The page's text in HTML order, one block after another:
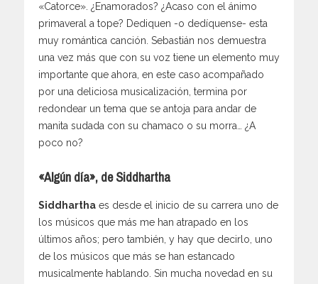
«Catorce». ¿Enamorados? ¿Acaso con el ánimo
primaveral a tope? Dediquen -o dedíquense- esta
muy romántica canción. Sebastián nos demuestra
una vez más que con su voz tiene un elemento muy
importante que ahora, en este caso acompañado
por una deliciosa musicalización, termina por
redondear un tema que se antoja para andar de
manita sudada con su chamaco o su morra… ¿A
poco no?
«Algún día», de Siddhartha
Siddhartha es desde el inicio de su carrera uno de
los músicos que más me han atrapado en los
últimos años; pero también, y hay que decirlo, uno
de los músicos que más se han estancado
musicalmente hablando. Sin mucha novedad en su